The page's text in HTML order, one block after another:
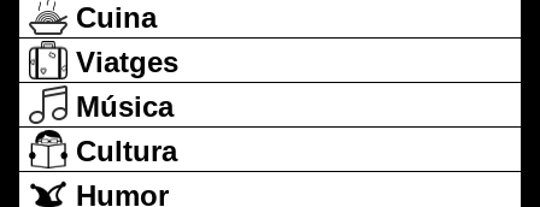
Cuina
Viatges
Música
Cultura
Humor